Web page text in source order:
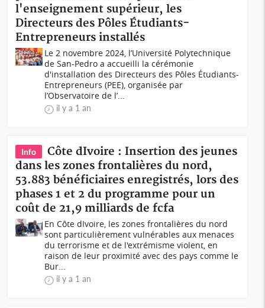
l'enseignement supérieur, les
Directeurs des Pôles Étudiants-
Entrepreneurs installés
Le 2 novembre 2024, l’Université Polytechnique
de San-Pedro a accueilli la cérémonie
d'installation des Directeurs des Pôles Étudiants-
Entrepreneurs (PEE), organisée par
l’Observatoire de l’...
il y a 1 an
Info
Côte dIvoire : Insertion des jeunes
dans les zones frontalières du nord,
53.883 bénéficiaires enregistrés, lors des
phases 1 et 2 du programme pour un
coût de 21,9 milliards de fcfa
En Côte dIvoire, les zones frontalières du nord
sont particulièrement vulnérables aux menaces
du terrorisme et de l'extrémisme violent, en
raison de leur proximité avec des pays comme le
Bur...
il y a 1 an